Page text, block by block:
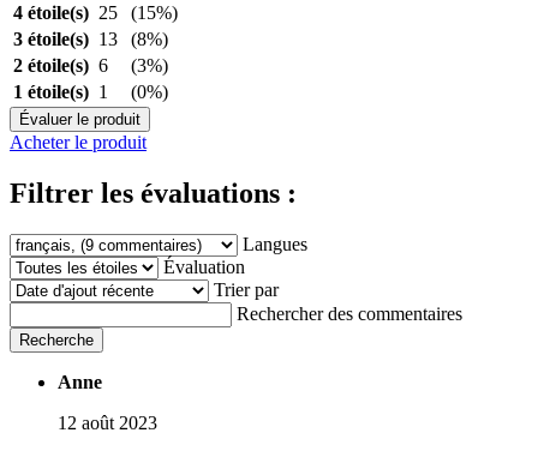
4 étoile(s) 25
(15%)
3 étoile(s) 13
(8%)
2 étoile(s) 6
(3%)
1 étoile(s) 1 (0%)
Évaluer le produit
Acheter le produit
Filtrer les évaluations :
Langues
Évaluation
Trier par
Rechercher des commentaires
Recherche
Anne
12 août 2023